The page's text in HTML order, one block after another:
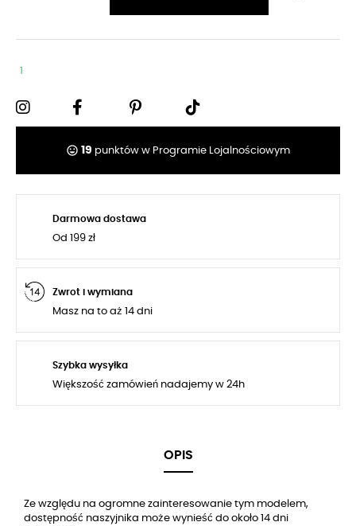
1
tag_faces 19 punktów w Programie Lojalnościowym
Darmowa dostawa
Od 199 zł
Zwrot i wymiana
Masz na to aż 14 dni
Szybka wysyłka
Większość zamówień nadajemy w 24h
OPIS
Ze względu na ogromne zainteresowanie tym modelem,
dostępność naszyjnika może wynieść do około 14 dni